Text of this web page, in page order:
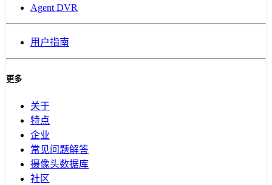
Agent DVR
用户指南
更多
关于
特点
企业
常见问题解答
摄像头数据库
社区